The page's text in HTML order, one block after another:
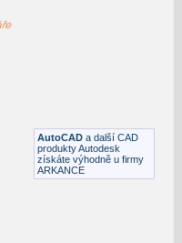
čerpadlo
AutoCAD a další CAD
produkty Autodesk
získáte výhodně u firmy
ARKANCE